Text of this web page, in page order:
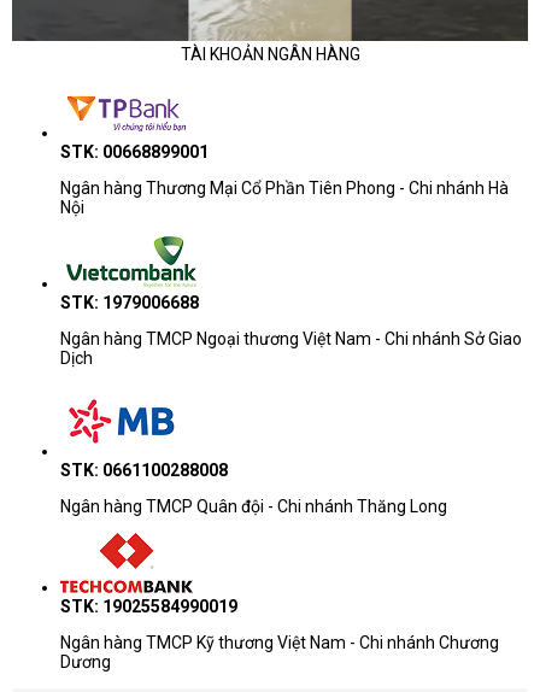
TÀI KHOẢN NGÂN HÀNG
STK: 00668899001
Ngân hàng Thương Mại Cổ Phần Tiên Phong - Chi nhánh Hà
Nội
STK: 1979006688
Ngân hàng TMCP Ngoại thương Việt Nam - Chi nhánh Sở Giao
Dịch
STK: 0661100288008
Ngân hàng TMCP Quân đội - Chi nhánh Thăng Long
STK: 19025584990019
Ngân hàng TMCP Kỹ thương Việt Nam - Chi nhánh Chương
Dương